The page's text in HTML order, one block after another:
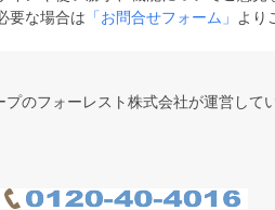
要な場合は 「お問合せフォーム」 より
プのフォーレスト株式会社が運営して